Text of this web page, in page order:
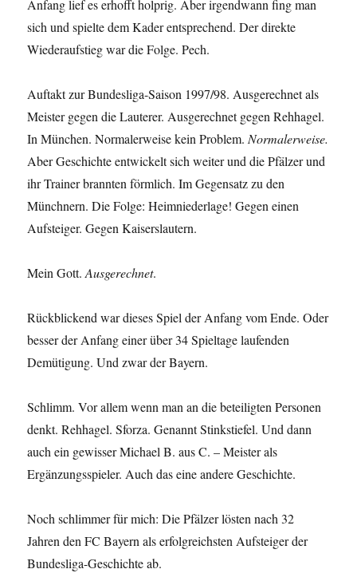
Anfang lief es erhofft holprig. Aber irgendwann fing man
sich und spielte dem Kader entsprechend. Der direkte
Wiederaufstieg war die Folge. Pech.
Auftakt zur Bundesliga-Saison 1997/98. Ausgerechnet als
Meister gegen die Lauterer. Ausgerechnet gegen Rehhagel.
In München. Normalerweise kein Problem.Normalerweise.
Aber Geschichte entwickelt sich weiter und die Pfälzer und
ihr Trainer brannten förmlich. Im Gegensatz zu den
Münchnern. Die Folge: Heimniederlage! Gegen einen
Aufsteiger. Gegen Kaiserslautern.
Mein Gott.Ausgerechnet.
Rückblickend war dieses Spiel der Anfang vom Ende. Oder
besser der Anfang einer über 34 Spieltage laufenden
Demütigung. Und zwar der Bayern.
Schlimm. Vor allem wenn man an die beteiligten Personen
denkt. Rehhagel. Sforza. Genannt Stinkstiefel. Und dann
auch ein gewisser Michael B. aus C. – Meister als
Ergänzungsspieler. Auch das eine andere Geschichte.
Noch schlimmer für mich: Die Pfälzer lösten nach 32
Jahren den FC Bayern als erfolgreichsten Aufsteiger der
Bundesliga-Geschichte ab.